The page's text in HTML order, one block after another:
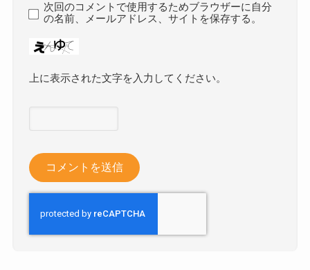
次回のコメントで使用するためブラウザーに自分
の名前、メールアドレス、サイトを保存する。
上に表示された文字を入力してください。